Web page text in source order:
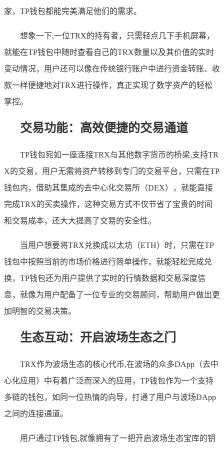
家，TP钱包都能完美满足他们的需求。
想象一下,一位TRX的持有者，只需轻点几下手机屏幕，
就能在TP钱包中随时查看自己的TRX数量以及其价值的实时
变动情况，用户还可以像在传统银行账户中进行资金转账、收
款一样便捷地对TRX进行操作，真正实现了数字资产的轻松
掌控。
交易功能：高效便捷的交易通道
TP钱包宛如一座连接TRX与其他数字货币的桥梁,支持TR
X的交易，用户无需将资产转移到专门的交易平台，只需在TP
钱包内，借助其集成的去中心化交易所（DEX），就能直接
完成TRX的买卖操作，这种交易方式不仅节省了宝贵的时间
和交易成本，还大大提高了交易的安全性。
当用户想要将TRX兑换成以太坊（ETH）时，只需在TP
钱包中按照当前的市场价格进行简单操作，就能轻松完成兑
换，TP钱包还为用户提供了实时的行情数据和交易深度信
息，就像为用户配备了一位专业的交易顾问，帮助用户做出更
加明智的交易决策。
生态互动：开启波场生态之门
TRX作为波场生态的核心代币,在波场的众多DApp（去中
心化应用）中有着广泛而深入的应用，TP钱包作为一个支持
多链的钱包，如同一位热情的向导，打通了用户与波场DApp
之间的连接通道。
用户通过TP钱包,就像拥有了一把开启波场生态宝库的钥